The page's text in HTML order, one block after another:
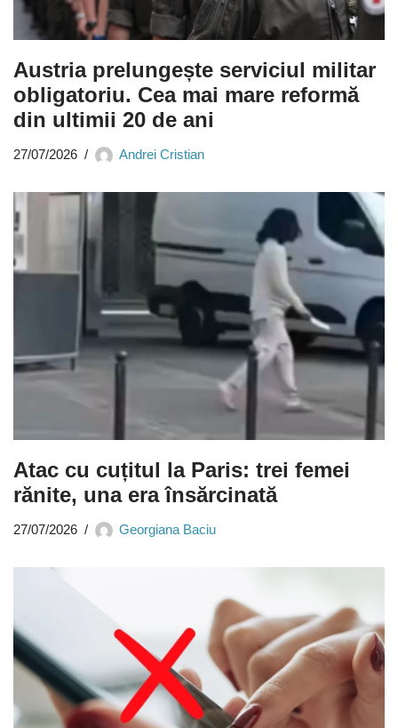
Austria prelungește serviciul militar
obligatoriu. Cea mai mare reformă
din ultimii 20 de ani
27/07/2026 Andrei Cristian
Atac cu cuțitul la Paris: trei femei
rănite, una era însărcinată
27/07/2026 Georgiana Baciu